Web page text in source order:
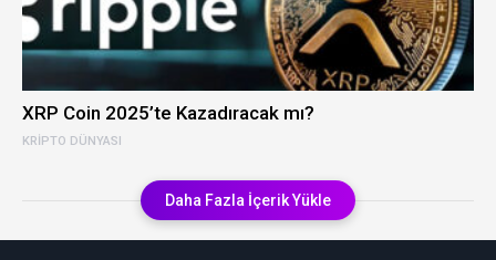
KRIPTO DÜNYASI
XRP Coin 2025’te Kazadıracak mı?
Daha Fazla İçerik Yükle